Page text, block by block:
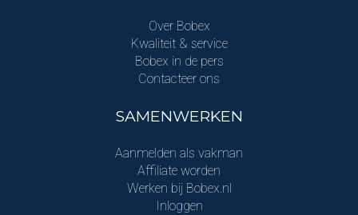
Over Bobex
Kwaliteit & service
Bobex in de pers
Contacteer ons
SAMENWERKEN
Aanmelden als vakman
Affiliate worden
Werken bij Bobex.nl
Inloggen